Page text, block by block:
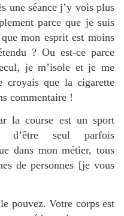
une séance j’y vois plus
parce que je suis
mon esprit est moins
? Ou est-ce parce
je m’isole et je me
croyais que la cigarette
commentaire !
la course est un sport
seul parfois
dans mon métier, tous
de personnes [je vous
pouvez. Votre corps est